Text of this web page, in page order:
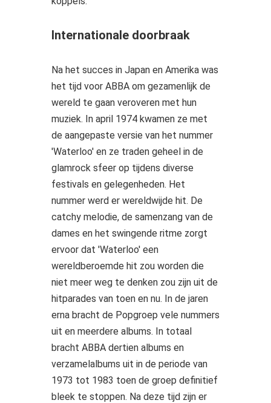
Internationale doorbraak
Na het succes in Japan en Amerika was
het tijd voor ABBA om gezamenlijk de
wereld te gaan veroveren met hun
muziek. In april 1974 kwamen ze met
de aangepaste versie van het nummer
'Waterloo' en ze traden geheel in de
glamrock sfeer op tijdens diverse
festivals en gelegenheden. Het
nummer werd er wereldwijde hit. De
catchy melodie, de samenzang van de
dames en het swingende ritme zorgt
ervoor dat 'Waterloo' een
wereldberoemde hit zou worden die
niet meer weg te denken zou zijn uit de
hitparades van toen en nu. In de jaren
erna bracht de Popgroep vele nummers
uit en meerdere albums. In totaal
bracht ABBA dertien albums en
verzamelalbums uit in de periode van
1973 tot 1983 toen de groep definitief
bleek te stoppen. Na deze tijd zijn er